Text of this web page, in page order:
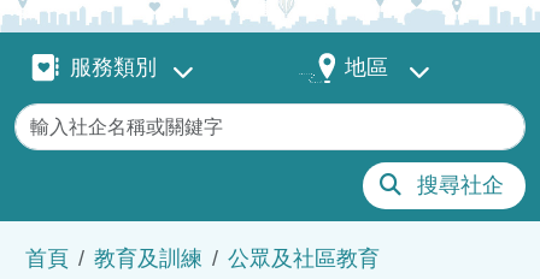
服務類別服務類別 地區 地區
關鍵字
搜尋社企
首頁 教育及訓練 公眾及社區教育